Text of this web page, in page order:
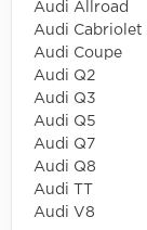
Audi Allroad
Audi Cabriolet
Audi Coupe
Audi Q2
Audi Q3
Audi Q5
Audi Q7
Audi Q8
Audi TT
Audi V8